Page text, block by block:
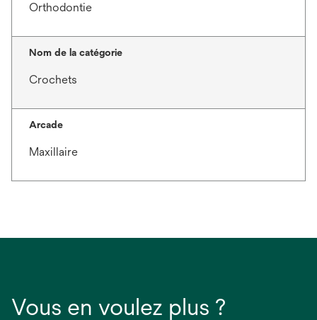
Orthodontie
Nom de la catégorie
Crochets
Arcade
Maxillaire
Vous en voulez plus ?